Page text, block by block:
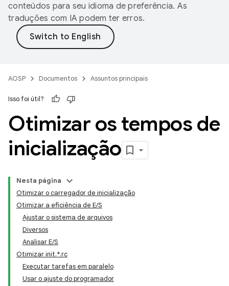
conteúdos para seu idioma de preferência. As
traduções com IA podem ter erros.
AOSP Documentos Assuntos principais
Isso foi útil?
Otimizar os tempos de
inicialização
Nesta página
Otimizar o carregador de inicialização
Otimizar a eficiência de E/S
Ajustar o sistema de arquivos
Diversos
Analisar E/S
Otimizar init.*.rc
Executar tarefas em paralelo
Usar o ajuste do programador